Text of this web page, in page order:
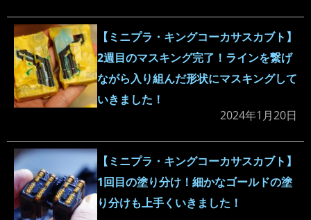
【ミニプラ・キングコーカサスカブト】
2週目のマスキング完了！ラインを繋げ
ながら入り組んだ形状にマスキングして
いきました！
2024年1月20日
【ミニプラ・キングコーカサスカブト】
1回目の塗り分け！細かなゴールドの塗
り分けも上手くいきました！